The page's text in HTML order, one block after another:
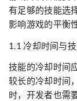
有足够的技能选
影响游戏的平衡性
1.1 冷却时间与
技能的冷却时间
较长的冷却时间
时，开发者也需